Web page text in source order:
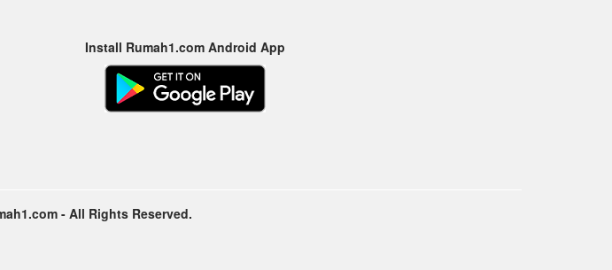
Install Rumah1.com Android App
- All Rights Reserved.